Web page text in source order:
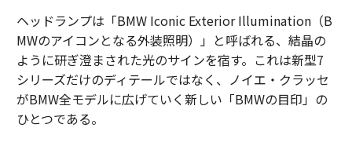
ヘッドランプは「BMW Iconic Exterior Illumination（B
MWのアイコンとなる外装照明）」と呼ばれる、結晶の
ように研ぎ澄まされた光のサインを宿す。これは新型7
シリーズだけのディテールではなく、ノイエ・クラッセ
がBMW全モデルに広げていく新しい「BMWの目印」の
ひとつである。